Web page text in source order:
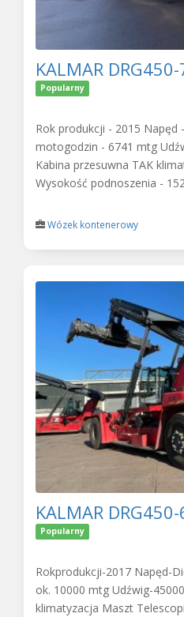
KALMAR DRG450-
Popularny
Rok produkcji - 2015 Napęd
motogodzin - 6741 mtg
Kabina przesuwna TAK
Wysokość podnoszenia -
Wózek kontenerowy
KALMAR
Popularny
Rokprodukcji-2017 Napęd-
ok. 10000 mtg Udźwig-
klimatyzacja Maszt